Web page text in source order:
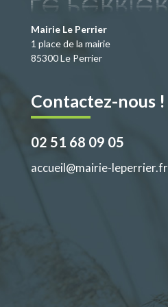
o
k
n
Mairie Le Perrier
1 place de la mairie
85300 Le Perrier
Contactez-nous !
02 51 68 09 05
accueil@mairie-leperrier.fr